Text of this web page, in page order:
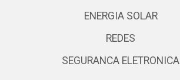
ENERGIA SOLAR
REDES
SEGURANCA ELETRONICA